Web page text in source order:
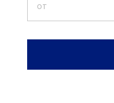
АРЕНДА